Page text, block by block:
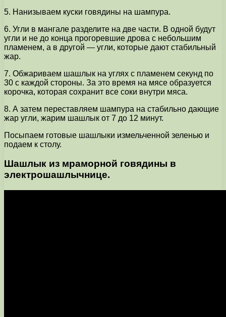
5. Нанизываем куски говядины на шампура.
6. Угли в мангале разделите на две части. В одной будут
угли и не до конца прогоревшие дрова с небольшим
пламенем, а в другой — угли, которые дают стабильный
жар.
7. Обжариваем шашлык на углях с пламенем секунд по
30 с каждой стороны. За это время на мясе образуется
корочка, которая сохранит все соки внутри мяса.
8. А затем переставляем шампура на стабильно дающие
жар угли, жарим шашлык от 7 до 12 минут.
Посыпаем готовые шашлыки измельченной зеленью и
подаем к столу.
Шашлык из мраморной говядины в
электрошашлычнице.